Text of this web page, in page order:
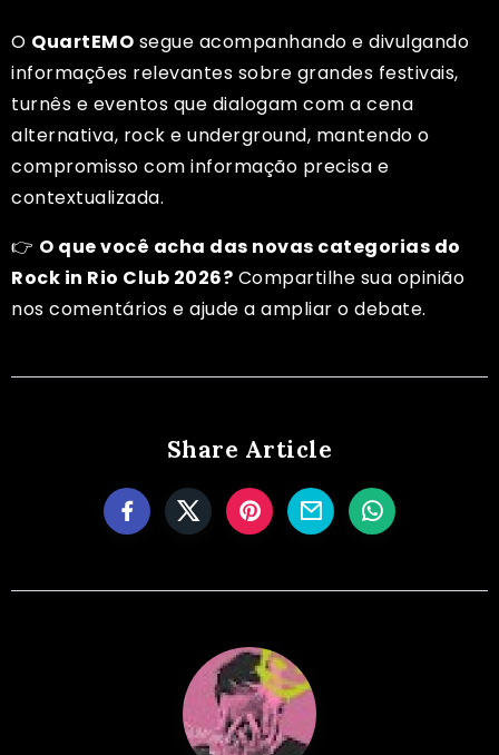
O QuartEMO segue acompanhando e divulgando
informações relevantes sobre grandes festivais,
turnês e eventos que dialogam com a cena
alternativa, rock e underground, mantendo o
compromisso com informação precisa e
contextualizada.
👉 O que você acha das novas categorias do
Rock in Rio Club 2026? Compartilhe sua opinião
nos comentários e ajude a ampliar o debate.
Share Article